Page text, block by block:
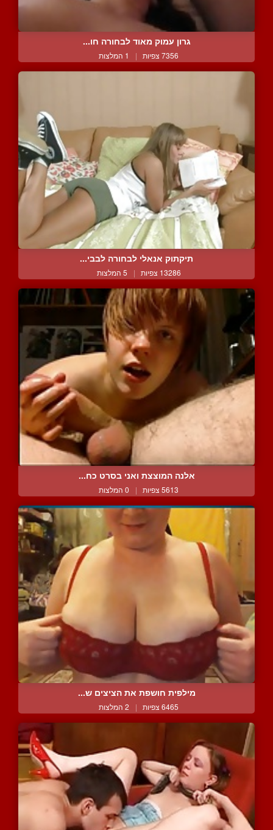
גרון עמוק מאוד לבחורה חו...
7356 צפיות | 1 המלצות
תיקתוק אנאלי לבחורה לבבי...
13286 צפיות | 5 המלצות
אלנה המוצצת ואני בסרט כח...
5613 צפיות | 0 המלצות
מילפית חושפת את הציצים ש...
6465 צפיות | 2 המלצות